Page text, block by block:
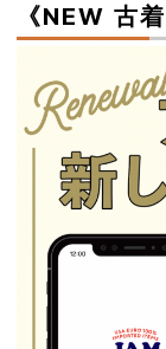
《NEW 古